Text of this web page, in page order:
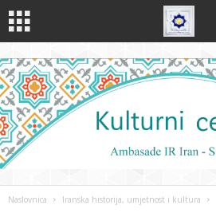
Naslovnica Iranska historija, umjetnost i kultura